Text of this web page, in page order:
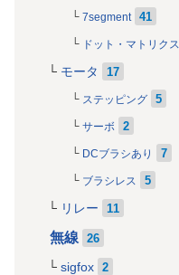
7segment 41
ドット・マトリクス
モータ 17
ステッピング 5
サーボ 2
DCブラシあり 7
ブラシレス 5
リレー 11
無線 26
sigfox 2